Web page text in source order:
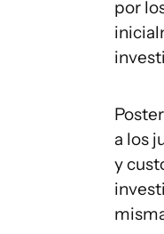
por
a los
y